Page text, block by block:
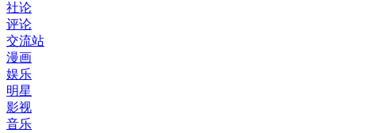
社论
评论
交流站
漫画
娱乐
明星
影视
音乐